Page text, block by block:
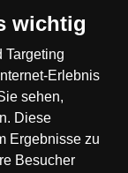
Deutschland
België
wichtig
Targeting
Erlebnis
sehen,
Diese
Ergebnisse zu
Besucher